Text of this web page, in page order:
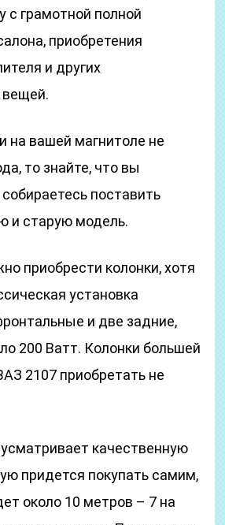
с грамотной полной
приобретения
и других
вещей.
на вашей магнитоле не
то знайте, что вы
поставить
и старую модель.
приобрести колонки, хотя
установка
и две задние,
200 Ватт. Колонки большей
2107 приобретать не
качественную
придется покупать самим,
около 10 метров – 7 на